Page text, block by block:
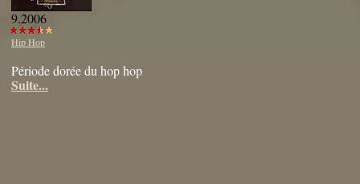
9.2006
Hip Hop
Période dorée du hop hop
Suite...